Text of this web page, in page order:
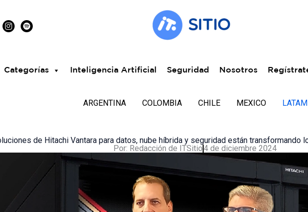
Categorías Inteligencia Artificial Seguridad Nosotros
ARGENTINA COLOMBIA CHILE MEXICO LATAM
de Hitachi Vantara para datos, nube híbrida y seguridad están transformando
Por: Redacción de ITSitio4 de diciembre 2024